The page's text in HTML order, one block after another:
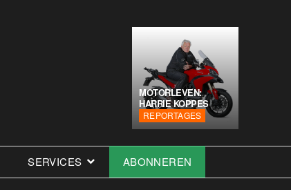
MOTORLEVEN:
HARRIE KOPPES
REPORTAGES
SERVICES ABONNEREN